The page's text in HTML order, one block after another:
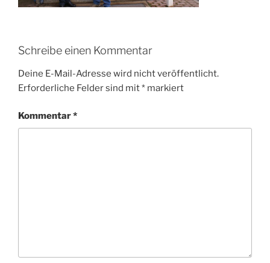
Schreibe einen Kommentar
Deine E-Mail-Adresse wird nicht veröffentlicht.
Erforderliche Felder sind mit* markiert
Kommentar*